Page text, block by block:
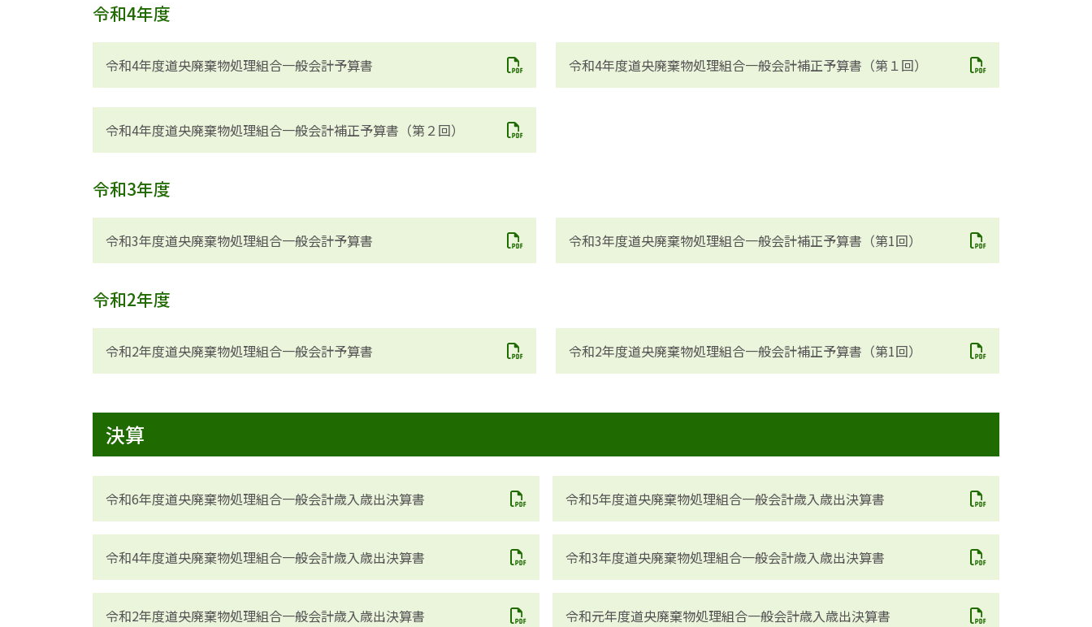
令和4年度
令和4年度道央廃棄物処理組合一般会計予算書 令和4年度道央廃棄物処理組合一般会計補正予算書（第１回）
令和4年度道央廃棄物処理組合一般会計補正予算書（第２回）
令和3年度
令和3年度道央廃棄物処理組合一般会計予算書 令和3年度道央廃棄物処理組合一般会計補正予算書（第1回）
令和2年度
令和2年度道央廃棄物処理組合一般会計予算書 令和2年度道央廃棄物処理組合一般会計補正予算書（第1回）
決算
令和6年度道央廃棄物処理組合一般会計歳入歳出決算書 令和5年度道央廃棄物処理組合一般会計歳入歳出決算書
令和4年度道央廃棄物処理組合一般会計歳入歳出決算書 令和3年度道央廃棄物処理組合一般会計歳入歳出決算書
令和2年度道央廃棄物処理組合一般会計歳入歳出決算書 令和元年度道央廃棄物処理組合一般会計歳入歳出決算書